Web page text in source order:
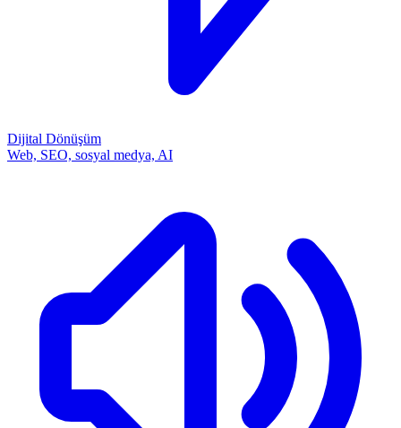
Dijital Dönüşüm
Web, SEO, sosyal medya, AI